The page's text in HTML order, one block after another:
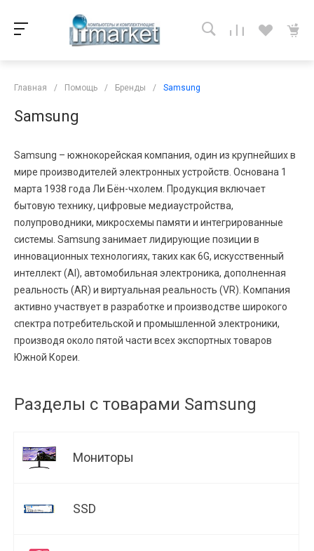
Главная / Помощь / Бренды / Samsung
Samsung
Samsung – южнокорейская компания, один из крупнейших в
мире производителей электронных устройств. Основана 1
марта 1938 года Ли Бён-чхолем. Продукция включает
бытовую технику, цифровые медиаустройства,
полупроводники, микросхемы памяти и интегрированные
системы. Samsung занимает лидирующие позиции в
инновационных технологиях, таких как 6G, искусственный
интеллект (AI), автомобильная электроника, дополненная
реальность (AR) и виртуальная реальность (VR). Компания
активно участвует в разработке и производстве широкого
спектра потребительской и промышленной электроники,
производя около пятой части всех экспортных товаров
Южной Кореи.
Разделы с товарами Samsung
Мониторы
SSD